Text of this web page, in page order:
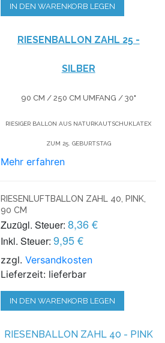
IN DEN WARENKORB LEGEN
RIESENBALLON ZAHL 25 -
SILBER
90 CM / 250 CM UMFANG / 30"
RIESIGER BALLON AUS NATURKAUTSCHUKLATEX
ZUM 25. GEBURTSTAG
Mehr erfahren
RIESENLUFTBALLON ZAHL 40, PINK,
90 CM
Zuzügl. Steuer: 8,36 €
Inkl. Steuer: 9,95 €
zzgl.Versandkosten
Lieferzeit: lieferbar
IN DEN WARENKORB LEGEN
RIESENBALLON ZAHL 40 - PINK